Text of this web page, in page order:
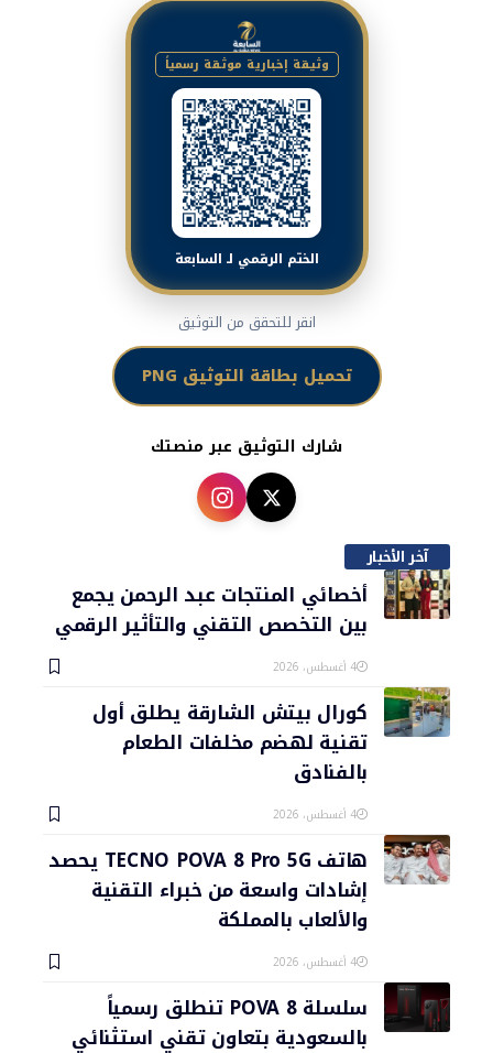
وثيقة إخبارية موثقة رسمياً
الختم الرقمي لـ السابعة
انقر للتحقق من التوثيق
تحميل بطاقة التوثيق PNG
شارك التوثيق عبر منصتك
آخر الأخبار
أخصائي المنتجات عبد الرحمن يجمع
بين التخصص التقني والتأثير الرقمي
4 أغسطس، 2026
كورال بيتش الشارقة يطلق أول
تقنية لهضم مخلفات الطعام
بالفنادق
4 أغسطس، 2026
هاتف TECNO POVA 8 Pro 5G يحصد
إشادات واسعة من خبراء التقنية
والألعاب بالمملكة
4 أغسطس، 2026
سلسلة POVA 8 تنطلق رسمياً
بالسعودية بتعاون تقني استثنائي